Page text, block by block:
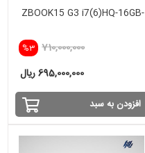
ZBOOK15 G3 i7(6)HQ-16GB-
%3 710,000,000
695,000,000 ریال
افزودن به سبد